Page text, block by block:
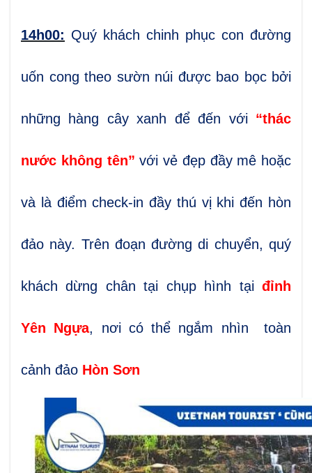
14h00: Quý khách chinh phục con đường
uốn cong theo sườn núi được bao bọc bởi
những hàng cây xanh để đến với “thác
nước không tên” với vẻ đẹp đầy mê hoặc
và là điểm check-in đầy thú vị khi đến hòn
đảo này. Trên đoạn đường di chuyển, quý
kháchdừng chân tại chụp hình tạiđỉnh
Yên Ngựa, nơi có thể ngắm nhìn toàn
cảnh đảo Hòn Sơn